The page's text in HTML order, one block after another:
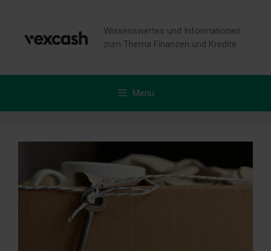
springen
Wissenswertes und Informationen
zum Thema Finanzen und Kredite
Menü